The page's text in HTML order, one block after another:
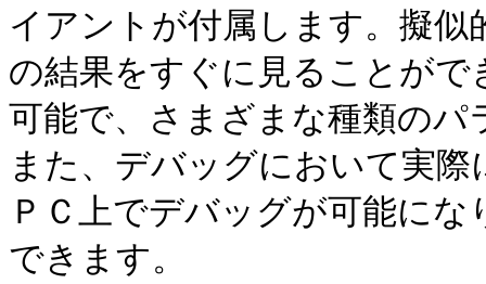
イアントが付属します。擬
の結果をすぐに見ることが
可能で、さまざまな種類の
また、デバッグにおいて実
ＰＣ上でデバッグが可能に
できます。